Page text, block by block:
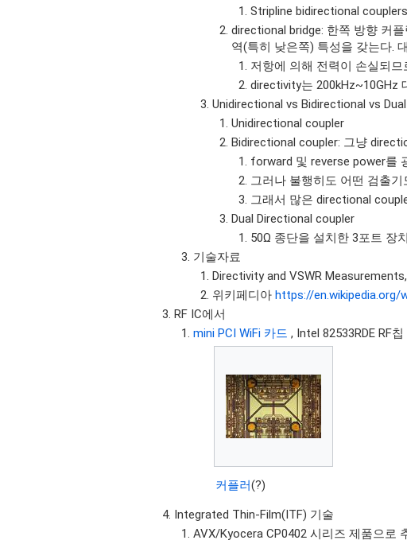
Stripline bidirectional
directional bridge: 한쪽 방향 커
역(특히 낮은쪽) 특성을 갖는다.
저항에 의해 전력이 손실되
directivity는 200kHz~10GHz
Unidirectional vs Bidirectional vs
Unidirectional coupler
Bidirectional coupler: 그냥
forward 및 reverse power를
그러나 불행히도 어떤 검출
그래서 많은 directional
Dual Directional coupler
50Ω 종단을 설치한 3포트 장
기술자료
Directivity and VSWR
위키페디아https://en.wikipedia.org/
RF IC에서
mini PCI WiFi 카드 , Intel 82533RDE RF칩
커플러(?)
Integrated Thin-Film(ITF) 기술
AVX/Kyocera CP0402 시리즈 제품으로